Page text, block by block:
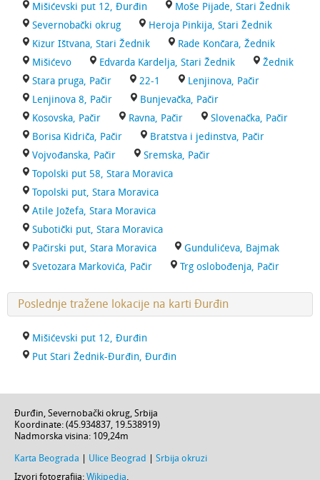
Mišićevski put 12, Đurđin
Moše Pijade, Stari Žednik
Severnobački okrug
Heroja Pinkija, Stari Žednik
Kizur Ištvana, Stari Žednik
Rade Končara, Žednik
Mišićevo
Edvarda Kardelja, Stari Žednik
Žednik
Stara pruga, Pačir
22-1
Lenjinova, Pačir
Lenjinova 8, Pačir
Bunjevačka, Pačir
Kosovska, Pačir
Ravna, Pačir
Slovenačka, Pačir
Borisa Kidriča, Pačir
Bratstva i jedinstva, Pačir
Vojvođanska, Pačir
Sremska, Pačir
Topolski put 58, Stara Moravica
Topolski put, Stara Moravica
Atile Jožefa, Stara Moravica
Subotički put, Stara Moravica
Pačirski put, Stara Moravica
Gundulićeva, Bajmak
Svetozara Markovića, Pačir
Trg oslobođenja, Pačir
Poslednje tražene lokacije na karti Đurđin
Mišićevski put 12, Đurđin
Put Stari Žednik-Đurđin, Đurđin
Đurđin, Severnobački okrug, Srbija
Koordinate: (45.934837, 19.538919)
Nadmorska visina: 109,24m
Karta Beograda Ulice Beograd
Srbija okruzi
Izvori fotografija: Wikipedia.